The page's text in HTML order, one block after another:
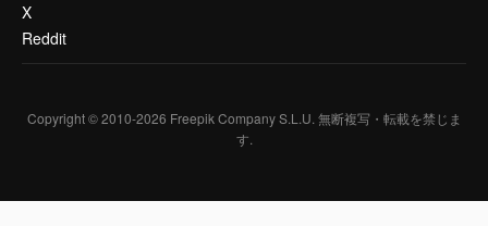
X
Reddit
Copyright © 2010-2026 Freepik Company S.L.U. 無断複写・転載を禁じま
す.